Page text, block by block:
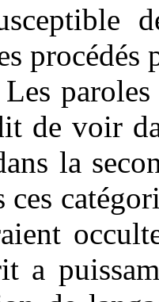
de voir
la
ces
a